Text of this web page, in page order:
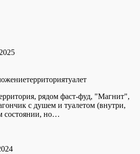
территориятуалет
рядом фаст-фуд, "Магнит",
с душем и туалетом (внутри,
состоянии, но…